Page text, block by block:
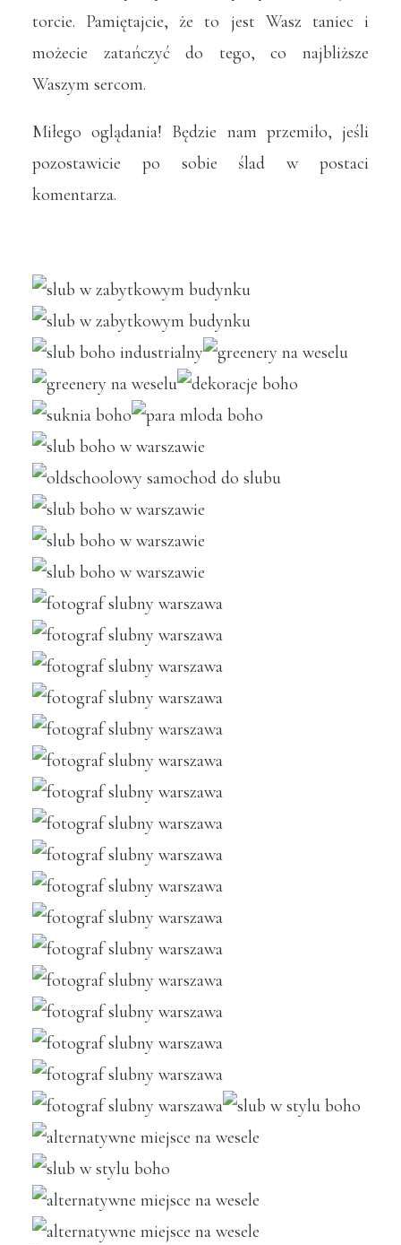
torcie. Pamiętajcie, że to jest Wasz taniec i
możecie zatańczyć do tego, co najbliższe
Waszym sercom.
Miłego oglądania! Będzie nam przemiło, jeśli
pozostawicie po sobie ślad w postaci
komentarza.